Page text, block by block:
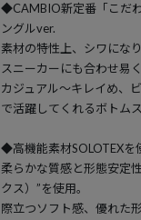
◆CAMBIO新定番「こだ
ングルver.
素材の特性上、シワにな
スニーカーにも合わせ易
カジュアル～キレイめ、
で活躍してくれるボトムス
◆高機能素材SOLOTEXを
柔らかな質感と形態安定
クス）”を使用。
際立つソフト感、優れた